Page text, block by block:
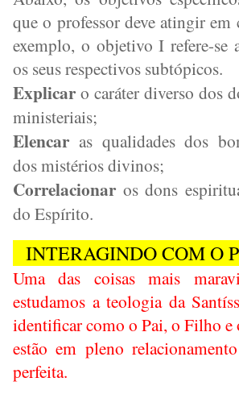
que o professor deve atingir em
exemplo, o objetivo I refere-
os seus respectivos subtópicos.
Explicar o caráter diverso dos
ministeriais;
Elencar as qualidades dos
dos mistérios divinos;
Correlacionar os dons
do Espírito.
INTERAGINDO COM O
Uma das coisas mais
estudamos a teologia da
identificar como o Pai, o Filho e
estão em pleno
perfeita.